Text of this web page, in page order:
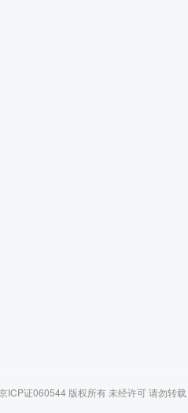
证060544 版权所有 未经许可 请勿转载